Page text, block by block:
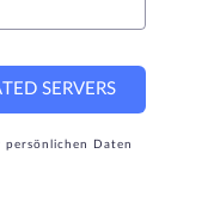
SERVERS
persönlichen Daten